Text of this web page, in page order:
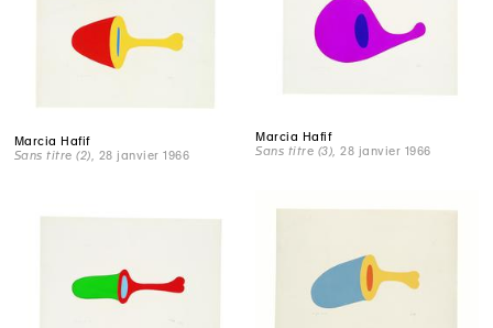
Marcia Hafif
Sans titre (2) , 28 janvier 1966
Marcia Hafif
Sans titre (3) , 28 janvier 1966